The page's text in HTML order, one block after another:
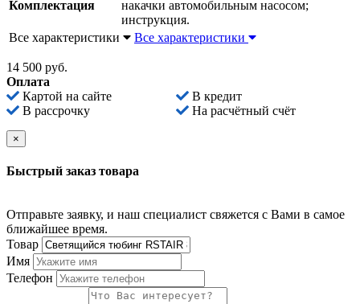
Комплектация
накачки автомобильным насосом;
инструкция.
Все характеристики
Все характеристики
14 500 руб.
Оплата
Картой на сайте
В рассрочку
В кредит
На расчётный счёт
×
Быстрый заказ товара
Отправьте заявку, и наш специалист свяжется с Вами в самое
ближайшее время.
Товар
Имя
Телефон